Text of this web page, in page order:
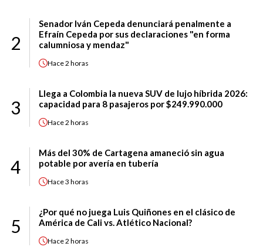
2
Senador Iván Cepeda denunciará penalmente a
Efraín Cepeda por sus declaraciones "en forma
calumniosa y mendaz"
Hace2 horas
3
Llega a Colombia la nueva SUV de lujo híbrida 2026:
capacidad para 8 pasajeros por $249.990.000
Hace2 horas
4
Más del 30% de Cartagena amaneció sin agua
potable por avería en tubería
Hace3 horas
5
¿Por qué no juega Luis Quiñones en el clásico de
América de Cali vs. Atlético Nacional?
Hace2 horas